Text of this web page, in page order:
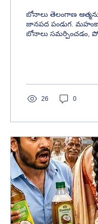
బోనాలు తెలంగాణ
జానపద పండుగ.
బోనాలు సమర్పించడం,
26 0